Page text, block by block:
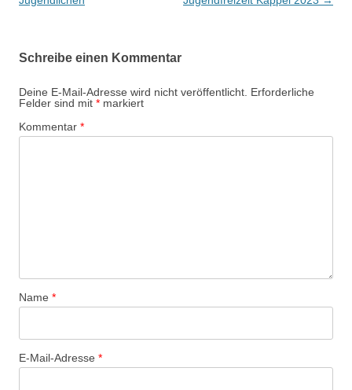
Schreibe einen Kommentar
Deine E-Mail-Adresse wird nicht veröffentlicht. Erforderliche
Felder sind mit * markiert
Kommentar *
Name *
E-Mail-Adresse *